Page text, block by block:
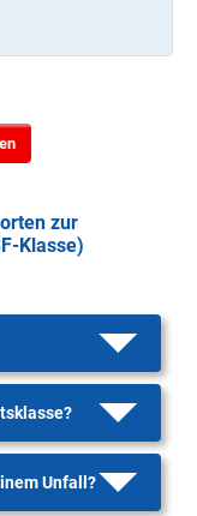
zur
Klasse)
Unfall?